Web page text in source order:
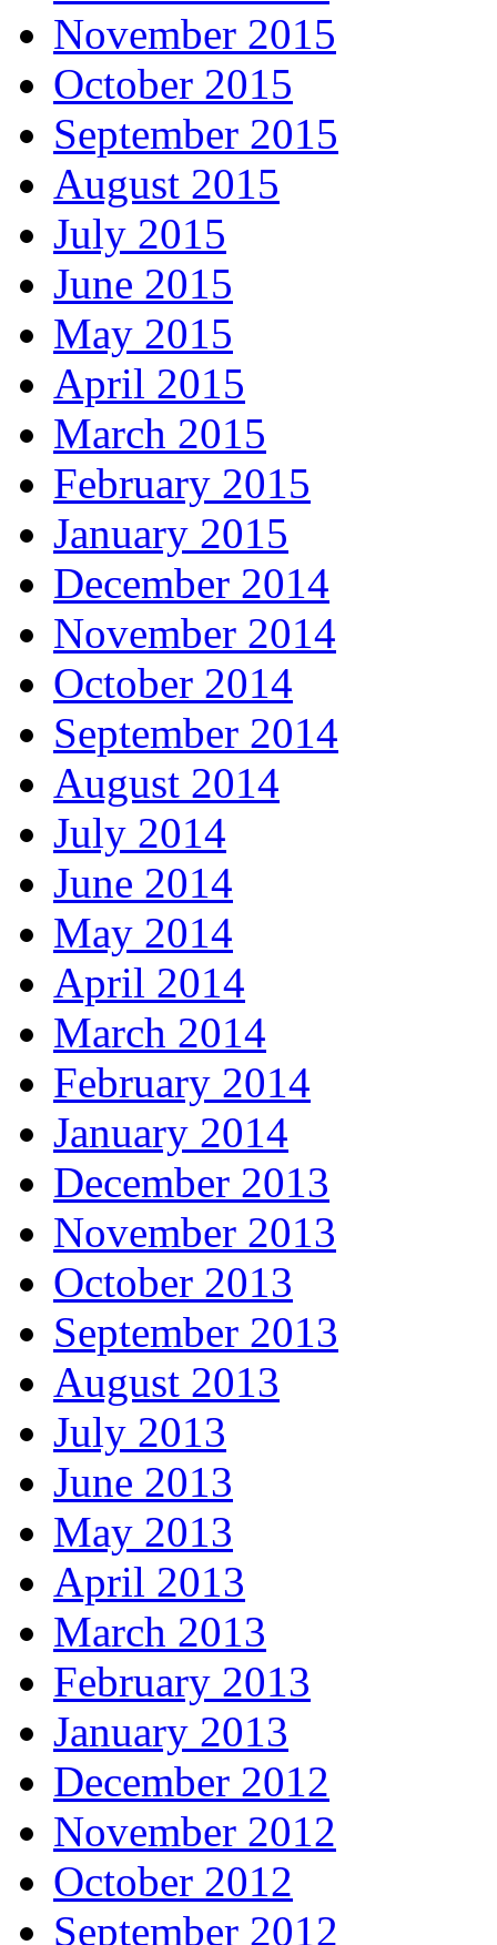
November 2015
October 2015
September 2015
August 2015
July 2015
June 2015
May 2015
April 2015
March 2015
February 2015
January 2015
December 2014
November 2014
October 2014
September 2014
August 2014
July 2014
June 2014
May 2014
April 2014
March 2014
February 2014
January 2014
December 2013
November 2013
October 2013
September 2013
August 2013
July 2013
June 2013
May 2013
April 2013
March 2013
February 2013
January 2013
December 2012
November 2012
October 2012
September 2012